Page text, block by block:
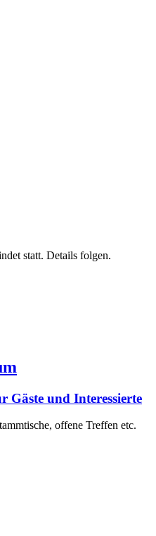
statt. Details folgen.
Gäste und Interessierte
offene Treffen etc.